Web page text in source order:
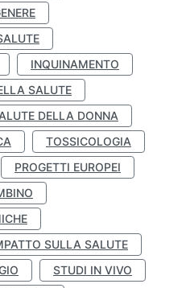
INQUINAMENTO
SALUTE
DELLA DONNA
TOSSICOLOGIA
PROGETTI EUROPEI
SULLA SALUTE
STUDI IN VIVO